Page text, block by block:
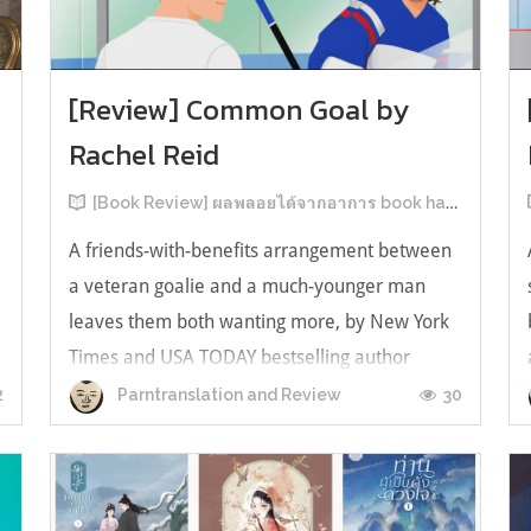
[Review] Common Goal by
Rachel Reid
[Book Review] ผลพลอยได้จากอาการ book hangover หลังอ่านสารพัน MM Romance
A friends-with-benefits arrangement between
a veteran goalie and a much-younger man
leaves them both wanting more, by New York
Times and USA TODAY bestselling author
Rachel Reid. เป็นเรื่องลำดับที่ 4ในซีรีส์ Game
Changer และเป็นเล่มที่ 4 ที่เราหยิบมาอ่าน ใน
ที่สุดลำดับเรื่องกับลำดับที่หยิบอ่านก็ตรงกั...
Parntranslation and Review 30